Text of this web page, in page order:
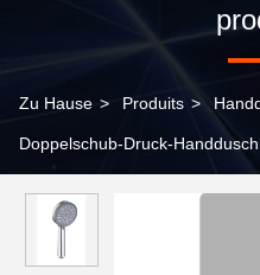
Zu Hause > Produits >
Doppelschub-Druck-